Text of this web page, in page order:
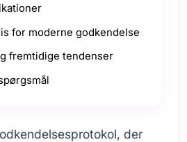
for moderne godkendelse
fremtidige tendenser
der